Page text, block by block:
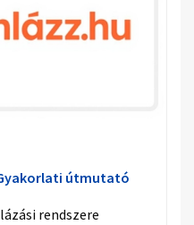
útmutató
rendszere